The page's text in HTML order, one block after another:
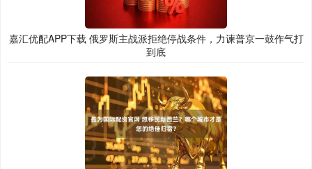
嘉汇优配APP下载 俄罗斯主战派拒绝停战条件，力谏普京一鼓作气打
到底